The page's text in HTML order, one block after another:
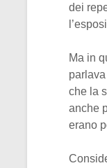
dei
Ma in
che la
anche
erano